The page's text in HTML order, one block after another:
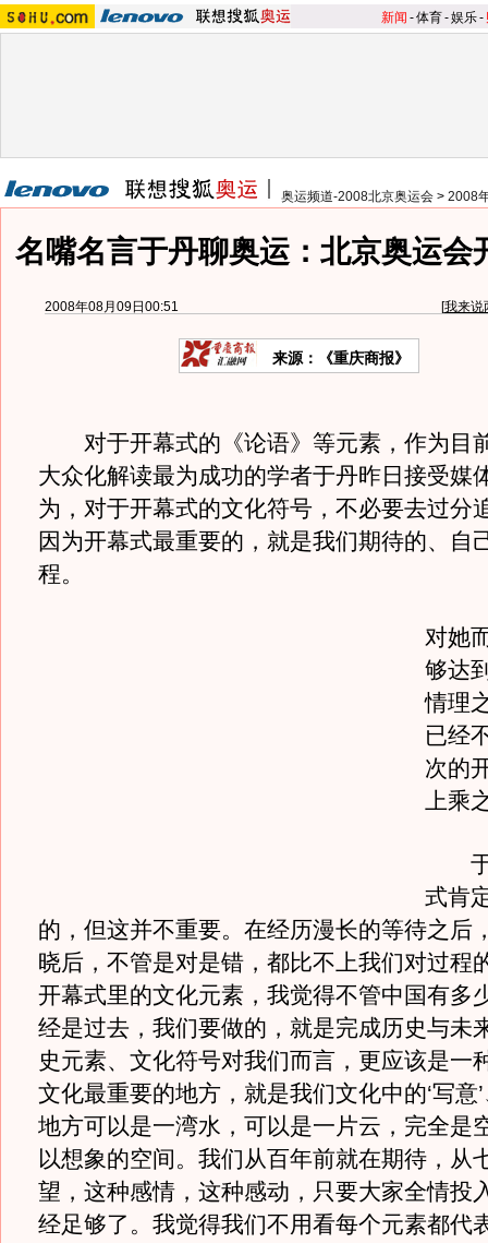
新闻 -体育-娱乐-
奥运频道-2008北京奥运会 > 2008
名嘴名言于丹聊奥运：北京奥运会
2008年08月09日00:51 [我来说
来源：《重庆商报》
对于开幕式的《论语》等元素，作为目
大众化解读最为成功的学者于丹昨日接受媒
为，对于开幕式的文化符号，不必要去过分
因为开幕式最重要的，就是我们期待的、自
程。
对她
够达
情理
已经
次的
上乘
于
式肯
的，但这并不重要。在经历漫长的等待之后
晓后，不管是对是错，都比不上我们对过程
开幕式里的文化元素，我觉得不管中国有多
经是过去，我们要做的，就是完成历史与未
史元素、文化符号对我们而言，更应该是一
文化最重要的地方，就是我们文化中的‘写意’
地方可以是一湾水，可以是一片云，完全是
以想象的空间。我们从百年前就在期待，从
望，这种感情，这种感动，只要大家全情投
经足够了。我觉得我们不用看每个元素都代